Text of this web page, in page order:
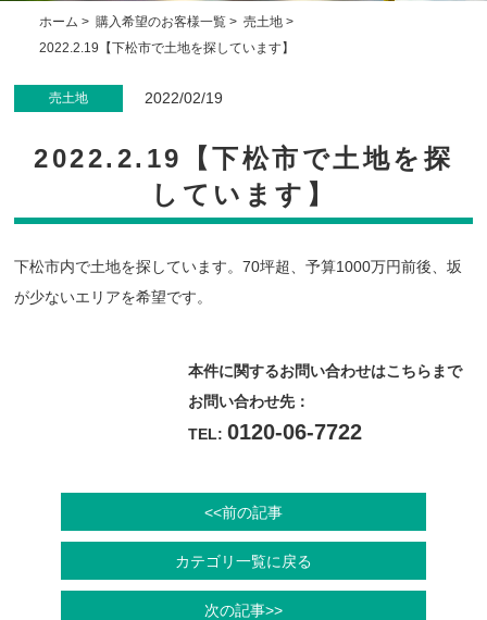
ホーム > 購入希望のお客様一覧 > 売土地 >
2022.2.19【下松市で土地を探しています】
売土地 2022/02/19
2022.2.19【下松市で土地を探
しています】
下松市内で土地を探しています。70坪超、予算1000万円前後、坂
が少ないエリアを希望です。
本件に関するお問い合わせはこちらまで
お問い合わせ先：
TEL: 0120-06-7722
<<前の記事
カテゴリ一覧に戻る
次の記事>>